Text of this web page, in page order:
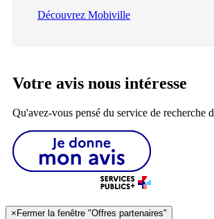
Découvrez Mobiville
Votre avis nous intéresse
Qu'avez-vous pensé du service de recherche
× Fermer la fenêtre "Offres partenaires"